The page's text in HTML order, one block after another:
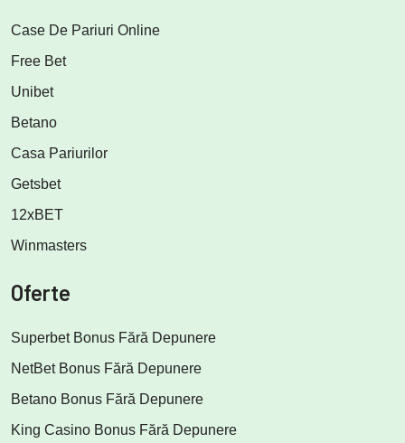
Case De Pariuri Online
Free Bet
Unibet
Betano
Casa Pariurilor
Getsbet
12xBET
Winmasters
Oferte
Superbet Bonus Fără Depunere
NetBet Bonus Fără Depunere
Betano Bonus Fără Depunere
King Casino Bonus Fără Depunere